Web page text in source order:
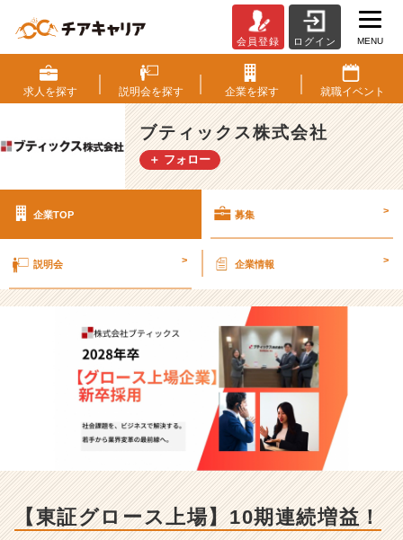
テ
ィ
ッ
ク
ス
株
の
求
-
証
グ
ー
ス
0
会員登録 ログイン MENU
求人を探す 説明会を探す 企業を探す 就職イベント
ブティックス株式会社
＋ フォロー
企業TOP 募集 >
説明会 > 企業情報 >
【東証グロース上場】10期連続増益！